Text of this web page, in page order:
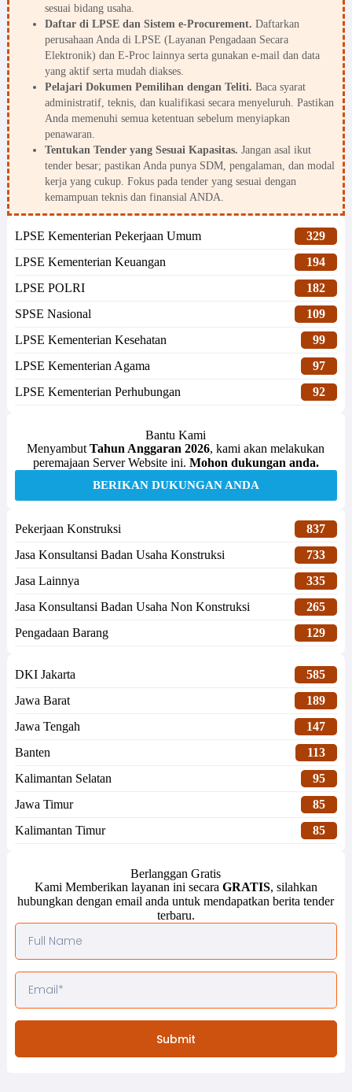
sesuai bidang usaha.
Daftar di LPSE dan Sistem e-Procurement. Daftarkan
perusahaan Anda di LPSE (Layanan Pengadaan Secara
Elektronik) dan E-Proc lainnya serta gunakan e-mail dan data
yang aktif serta mudah diakses.
Pelajari Dokumen Pemilihan dengan Teliti. Baca syarat
administratif, teknis, dan kualifikasi secara menyeluruh. Pastikan
Anda memenuhi semua ketentuan sebelum menyiapkan
penawaran.
Tentukan Tender yang Sesuai Kapasitas. Jangan asal ikut
tender besar; pastikan Anda punya SDM, pengalaman, dan modal
kerja yang cukup. Fokus pada tender yang sesuai dengan
kemampuan teknis dan finansial ANDA.
LPSE Kementerian Pekerjaan Umum
329
LPSE Kementerian Keuangan
194
LPSE POLRI
182
SPSE Nasional
109
LPSE Kementerian Kesehatan
99
LPSE Kementerian Agama
97
LPSE Kementerian Perhubungan
92
Bantu Kami
MenyambutTahun Anggaran 2026, kami akan melakukan
peremajaan Server Website ini. Mohon dukungan anda.
BERIKAN DUKUNGAN ANDA
Pekerjaan Konstruksi
837
Jasa Konsultansi Badan Usaha Konstruksi
733
Jasa Lainnya
335
Jasa Konsultansi Badan Usaha Non Konstruksi
265
Pengadaan Barang
129
DKI Jakarta
585
Jawa Barat
189
Jawa Tengah
147
Banten
113
Kalimantan Selatan
95
Jawa Timur
85
Kalimantan Timur
85
Berlanggan Gratis
Kami Memberikan layanan ini secara GRATIS, silahkan
hubungkan dengan email anda untuk mendapatkan berita tender
terbaru.
Submit